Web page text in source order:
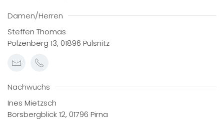
Damen/Herren
Steffen Thomas
Polzenberg 13, 01896 Pulsnitz
Nachwuchs
Ines Mietzsch
Borsbergblick 12, 01796 Pirna